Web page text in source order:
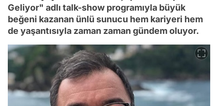
Geliyor" adlı talk-show programıyla büyük
beğeni kazanan ünlü sunucu hem kariyeri hem
de yaşantısıyla zaman zaman gündem oluyor.